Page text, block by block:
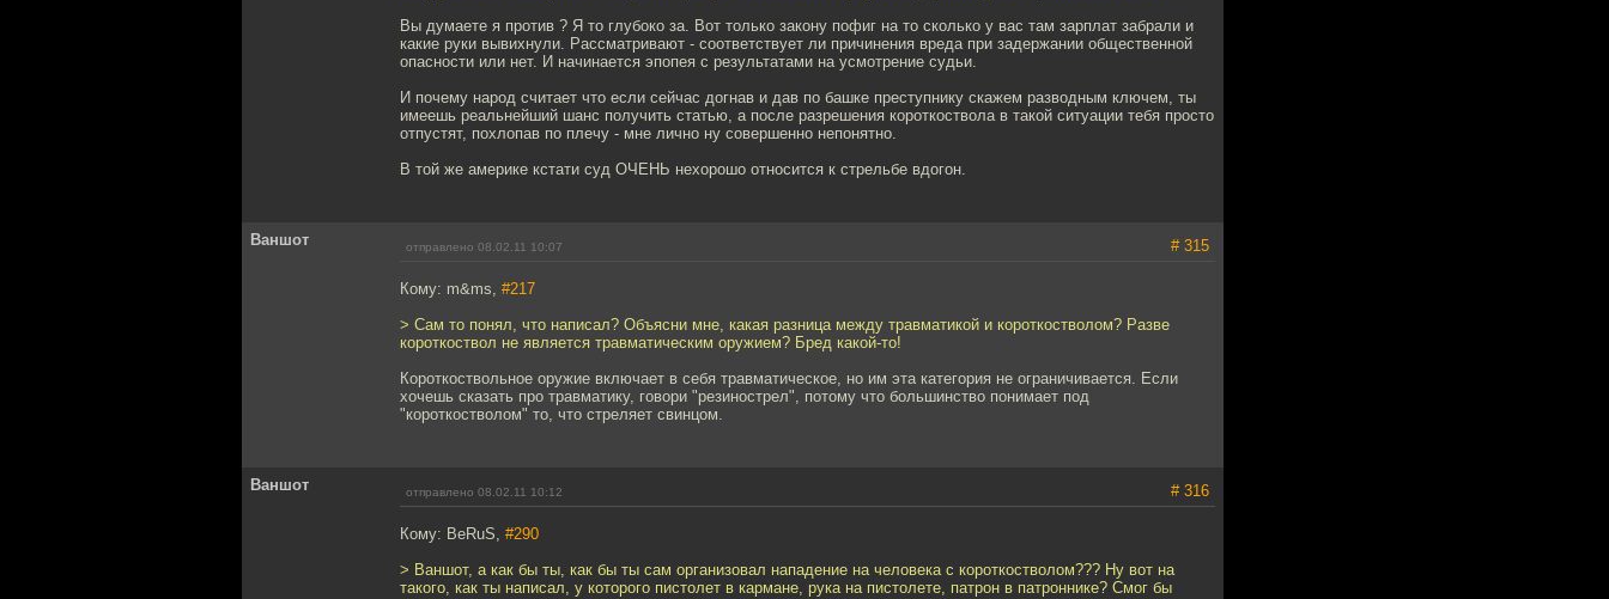
Вы думаете я против ? Я то глубоко за. Вот только закону пофиг на то сколько у вас там зарплат забрали и
какие руки вывихнули. Рассматривают - соответствует ли причинения вреда при задержании общественной
опасности или нет. И начинается эпопея с результатами на усмотрение судьи.
И почему народ считает что если сейчас догнав и дав по башке преступнику скажем разводным ключем, ты
имеешь реальнейший шанс получить статью, а после разрешения короткоствола в такой ситуации тебя просто
отпустят, похлопав по плечу - мне лично ну совершенно непонятно.
В той же америке кстати суд ОЧЕНЬ нехорошо относится к стрельбе вдогон.
Ваншот отправлено 08.02.11 10:07 # 315
Кому: m&ms, #217
> Сам то понял, что написал? Объясни мне, какая разница между травматикой и короткостволом? Разве
короткоствол не является травматическим оружием? Бред какой-то!
Короткоствольное оружие включает в себя травматическое, но им эта категория не ограничивается. Если
хочешь сказать про травматику, говори "резинострел", потому что большинство понимает под
"короткостволом" то, что стреляет свинцом.
Ваншот отправлено 08.02.11 10:12 # 316
Кому: BeRuS, #290
> Ваншот, а как бы ты, как бы ты сам организовал нападение на человека с короткостволом??? Ну вот на
такого, как ты написал, у которого пистолет в кармане, рука на пистолете, патрон в патроннике? Смог бы